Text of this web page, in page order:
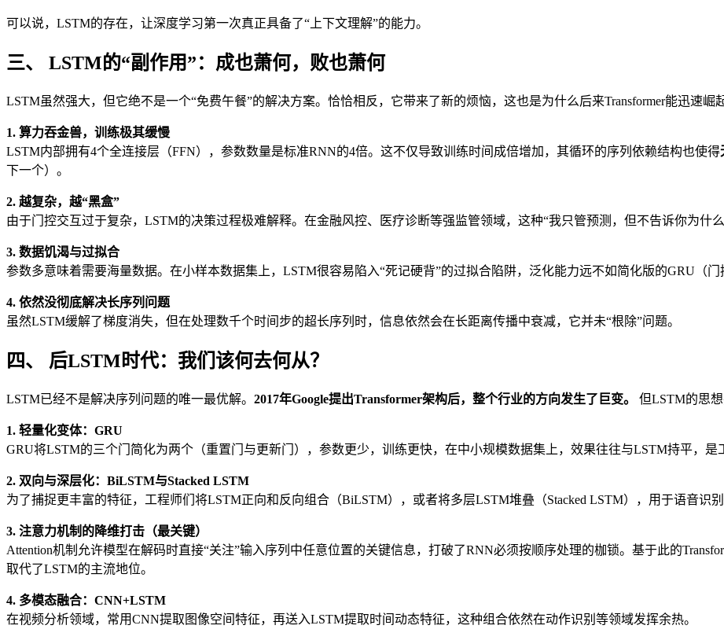
可以说，LSTM的存在，让深度学习第一次真正具备了“上下文理解”的能力。
三、 LSTM的“副作用”：成也萧何，败也萧何
LSTM虽然强大，但它绝不是一个“免费午餐”的解决方案。恰恰相反，它带来了新的烦恼，这也是为什么后来Transformer能迅速崛
1. 算力吞金兽，训练极其缓慢
LSTM内部拥有4个全连接层（FFN），参数数量是标准RNN的4倍。这不仅导致训练时间成倍增加，其循环的序列依赖结构也使得
下一个）。
2. 越复杂，越“黑盒”
由于门控交互过于复杂，LSTM的决策过程极难解释。在金融风控、医疗诊断等强监管领域，这种“我只管预测，但不告诉你为什么
3. 数据饥渴与过拟合
参数多意味着需要海量数据。在小样本数据集上，LSTM很容易陷入“死记硬背”的过拟合陷阱，泛化能力远不如简化版的GRU（门
4. 依然没彻底解决长序列问题
虽然LSTM缓解了梯度消失，但在处理数千个时间步的超长序列时，信息依然会在长距离传播中衰减，它并未“根除”问题。
四、 后LSTM时代：我们该何去何从？
LSTM已经不是解决序列问题的唯一最优解。 2017年Google提出Transformer架构后，整个行业的方向发生了巨变。 但LSTM的思
1. 轻量化变体：GRU
GRU将LSTM的三个门简化为两个（重置门与更新门），参数更少，训练更快，在中小规模数据集上，效果往往与LSTM持平，是
2. 双向与深层化：BiLSTM与Stacked LSTM
为了捕捉更丰富的特征，工程师们将LSTM正向和反向组合（BiLSTM），或者将多层LSTM堆叠（Stacked LSTM），用于语音识
3. 注意力机制的降维打击（最关键）
Attention机制允许模型在解码时直接“关注”输入序列中任意位置的关键信息，打破了RNN必须按顺序处理的枷锁。基于此的
取代了LSTM的主流地位。
4. 多模态融合：CNN+LSTM
在视频分析领域，常用CNN提取图像空间特征，再送入LSTM提取时间动态特征，这种组合依然在动作识别等领域发挥余热。